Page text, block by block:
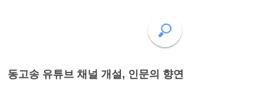
동고송 유튜브 채널 개설, 인문의 향연